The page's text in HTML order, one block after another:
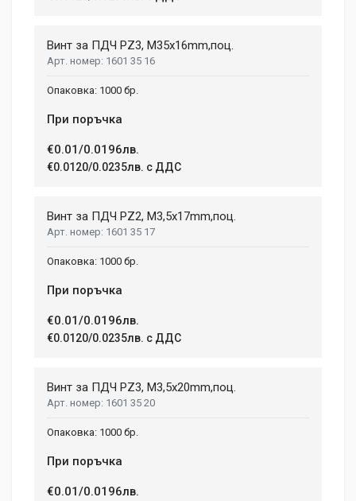
99 mm
207 mm
Duis ac lectus scelerisque quam blandit egestas. Pellentesque
hendrerit eros laoreet suscipit ultrices.
Review Stars
Your Review
Винт за ПДЧ PZ3, M35x16mm,поц.
1601 35 16
1000 бр.
При поръчка
€0.01/0.0196лв.
€0.0120/0.0235лв. с ДДС
Винт за ПДЧ PZ2, M3,5x17mm,поц.
1601 35 17
1000 бр.
При поръчка
€0.01/0.0196лв.
€0.0120/0.0235лв. с ДДС
Винт за ПДЧ PZ3, M3,5x20mm,поц.
1601 35 20
1000 бр.
При поръчка
€0.01/0.0196лв.